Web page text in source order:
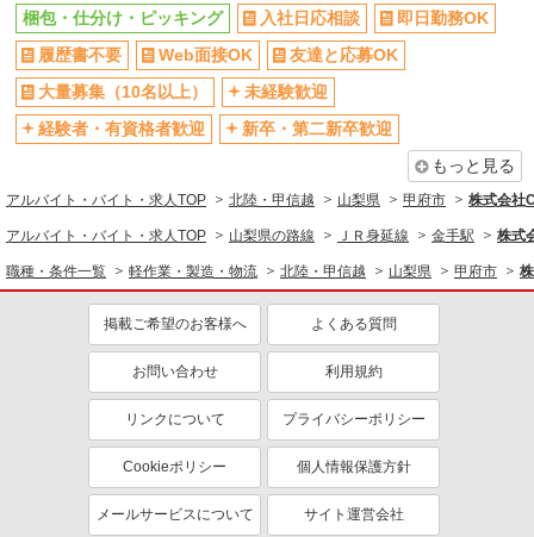
梱包・仕分け・ピッキング 入社日応相談
即日勤務OK
履歴書不要
Web面接OK
友達と応募OK
大量募集（10名以上）
未経験歓迎
経験者・有資格者歓迎
新卒・第二新卒歓迎
もっと見る
アルバイト・バイト・求人TOP 北陸・甲信越 山梨県 甲府市 株式会社
アルバイト・バイト・求人TOP 山梨県の路線 ＪＲ身延線 金手駅 株式
職種・条件一覧 軽作業・製造・物流 北陸・甲信越 山梨県 甲府市
掲載ご希望のお客様へ よくある質問
お問い合わせ 利用規約
リンクについて プライバシーポリシー
Cookieポリシー 個人情報保護方針
メールサービスについて サイト運営会社